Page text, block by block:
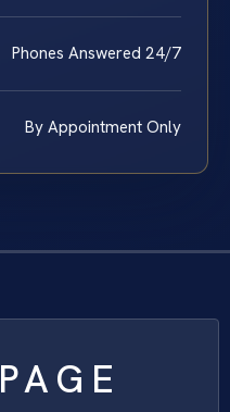
Phones Answered 24/7
By Appointment Only